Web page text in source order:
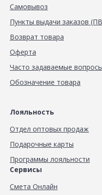
Самовывоз
Пункты выдачи заказов
Возврат товара
Оферта
Часто задаваемые вопросы
Обозначение товара
Лояльность
Отдел оптовых продаж
Подарочные карты
Программы лояльности
Сервисы
Смета Онлайн